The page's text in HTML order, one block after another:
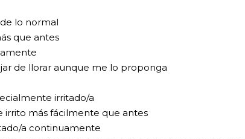
lo normal
que antes
de llorar aunque me lo proponga
irritado/a
irrito más fácilmente que antes
a continuamente